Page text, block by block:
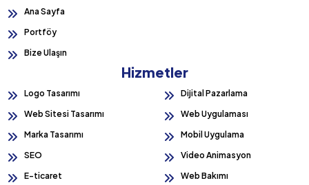
Ana Sayfa
Portföy
Bize Ulaşın
Hizmetler
Logo Tasarımı
Web Sitesi Tasarımı
Marka Tasarımı
SEO
E-ticaret
Dijital Pazarlama
Web Uygulaması
Mobil Uygulama
Video Animasyon
Web Bakımı